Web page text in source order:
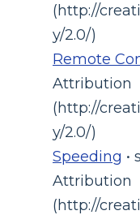
(http://
y/2.0/)
Remote
Attribution
(http://
y/2.0/)
Speeding •
Attribution
(http://